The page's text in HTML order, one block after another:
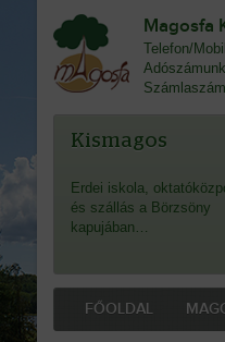
Magosfa
Telefon/
Kismagos
Erdei iskola,
és szállás a Börzsöny
kapujában…
FŐOLDAL